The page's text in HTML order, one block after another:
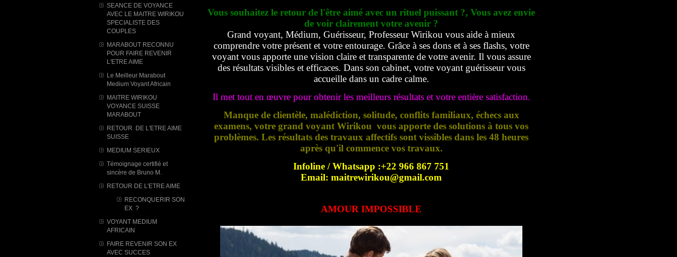
SEANCE DE VOYANCE
AVEC LE MAITRE WIRIKOU
SPECIALISTE DES
COUPLES
MARABOUT RECONNU
POUR FAIRE REVENIR
L'ETRE AIME
Le Meilleur Marabout
Medium Voyant Africain
MAITRE WIRIKOU
VOYANCE SUISSE
MARABOUT
RETOUR DE L'ETRE AIME
SUISSE
MEDIUM SERIEUX
Témoignage certifié et
sincère de Bruno M.
RETOUR DE L'ETRE AIME
RECONQUERIR SON
EX ?
VOYANT MEDIUM
AFRICAIN
FAIRE REVENIR SON EX
AVEC SUCCES
Vous souhaitez le retour de l'être aimé avec un rituel puissant ?, Vous avez envie
de voir clairement votre avenir ?
Grand voyant, Médium, Guérisseur, Professeur Wirikou vous aide à mieux
comprendre votre présent et votre entourage. Grâce à ses dons et à ses flashs, votre
voyant vous apporte une vision claire et transparente de votre avenir. Il vous assure
des résultats visibles et efficaces. Dans son cabinet, votre voyant guérisseur vous
accueille dans un cadre calme.
Il met tout en œuvre pour obtenir les meilleurs résultats et votre entière satisfaction.
Manque de clientèle, malédiction, solitude, conflits familiaux, échecs aux
examens, votre grand voyant Wirikou vous apporte des solutions à tous vos
problèmes. Les résultats des travaux affectifs sont vissibles dans les 48 heures
après qu'il commence vos travaux.
Infoline / Whatsapp :+22 966 867 751
Email: maitrewirikou@gmail.com
AMOUR IMPOSSIBLE